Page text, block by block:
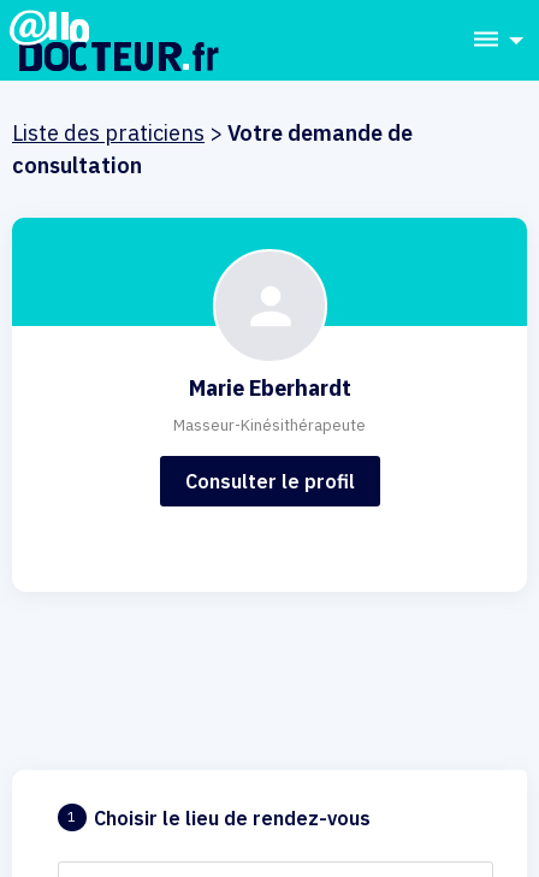
dehaze
Liste des praticiens > Votre demande de
consultation
Marie Eberhardt
Masseur-Kinésithérapeute
Consulter le profil
1 Choisir le lieu de rendez-vous